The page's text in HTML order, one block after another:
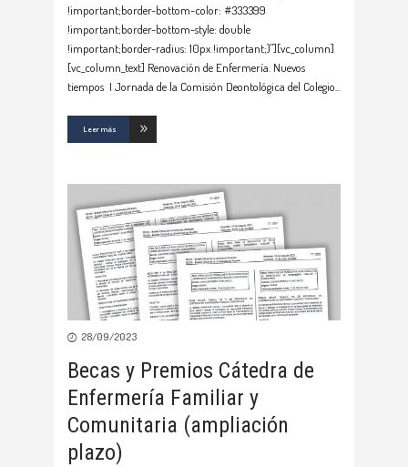
!important;border-bottom-color: #333399
!important;border-bottom-style: double
!important;border-radius: 10px !important;}"][vc_column]
[vc_column_text] Renovación de Enfermería. Nuevos
tiempos I Jornada de la Comisión Deontológica del Colegio
Leer más
28/09/2023
Becas y Premios Cátedra de
Enfermería Familiar y
Comunitaria (ampliación
plazo)